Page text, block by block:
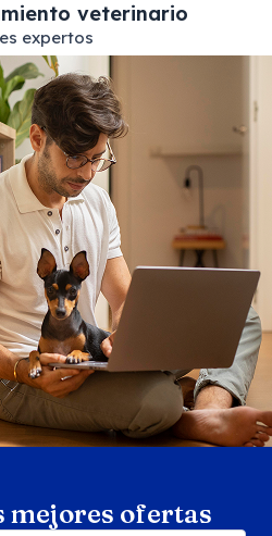
veterinario
expertos
mejores ofertas
Search products